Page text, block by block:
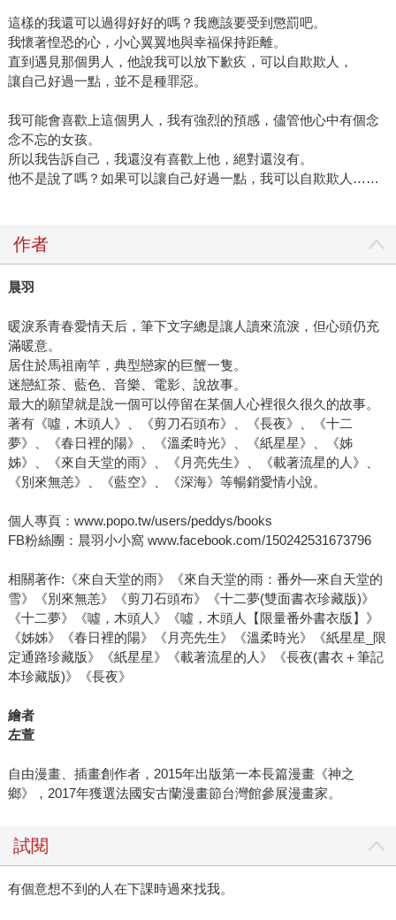
這樣的我還可以過得好好的嗎？我應該要受到懲罰吧。
我懷著惶恐的心，小心翼翼地與幸福保持距離。
直到遇見那個男人，他說我可以放下歉疚，可以自欺欺人，
讓自己好過一點，並不是種罪惡。
我可能會喜歡上這個男人，我有強烈的預感，儘管他心中有個念
念不忘的女孩。
所以我告訴自己，我還沒有喜歡上他，絕對還沒有。
他不是說了嗎？如果可以讓自己好過一點，我可以自欺欺人……
作者
晨羽
暖淚系青春愛情天后，筆下文字總是讓人讀來流淚，但心頭仍充
滿暖意。
居住於馬祖南竿，典型戀家的巨蟹一隻。
迷戀紅茶、藍色、音樂、電影、說故事。
最大的願望就是說一個可以停留在某個人心裡很久很久的故事。
著有《噓，木頭人》、《剪刀石頭布》、《長夜》、《十二
夢》、《春日裡的陽》、《溫柔時光》、《紙星星》、《姊
姊》、《來自天堂的雨》、《月亮先生》、《載著流星的人》、
《別來無恙》、《藍空》、《深海》等暢銷愛情小說。
個人專頁：www.popo.tw/users/peddys/books
FB粉絲團：晨羽小小窩 www.facebook.com/150242531673796
相關著作:《來自天堂的雨》《來自天堂的雨：番外—來自天堂的
雪》《別來無恙》《剪刀石頭布》《十二夢(雙面書衣珍藏版)》
《十二夢》《噓，木頭人》《噓，木頭人【限量番外書衣版】》
《姊姊》《春日裡的陽》《月亮先生》《溫柔時光》《紙星星_限
定通路珍藏版》《紙星星》《載著流星的人》《長夜(書衣＋筆記
本珍藏版)》《長夜》
繪者
左萱
自由漫畫、插畫創作者，2015年出版第一本長篇漫畫《神之
鄉》，2017年獲選法國安古蘭漫畫節台灣館參展漫畫家。
試閱
有個意想不到的人在下課時過來找我。